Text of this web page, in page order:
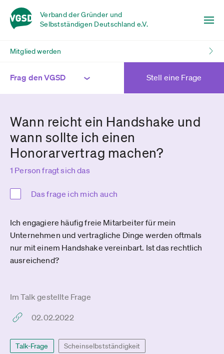
Verband der Gründer und
Selbstständigen Deutschland e.V.
Mitglied werden
Frag den VGSD Stell eine Frage
Wann reicht ein Handshake und
wann sollte ich einen
Honorarvertrag machen?
1 Person fragt sich das
Das frage ich mich auch
Ich engagiere häufig freie Mitarbeiter für mein
Unternehmen und vertragliche Dinge werden oftmals
nur mit einem Handshake vereinbart. Ist das rechtlich
ausreichend?
Im Talk gestellte Frage
02.02.2022
Talk-Frage Scheinselbstständigkeit